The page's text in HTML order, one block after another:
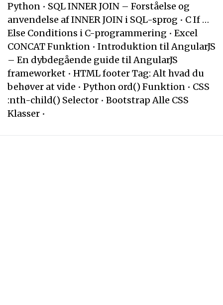
Python • SQL INNER JOIN – Forståelse og
anvendelse af INNER JOIN i SQL-sprog • C If …
Else Conditions i C-programmering • Excel
CONCAT Funktion • Introduktion til AngularJS
– En dybdegående guide til AngularJS
frameworket • HTML footer Tag: Alt hvad du
behøver at vide • Python ord() Funktion • CSS
:nth-child() Selector • Bootstrap Alle CSS
Klasser •